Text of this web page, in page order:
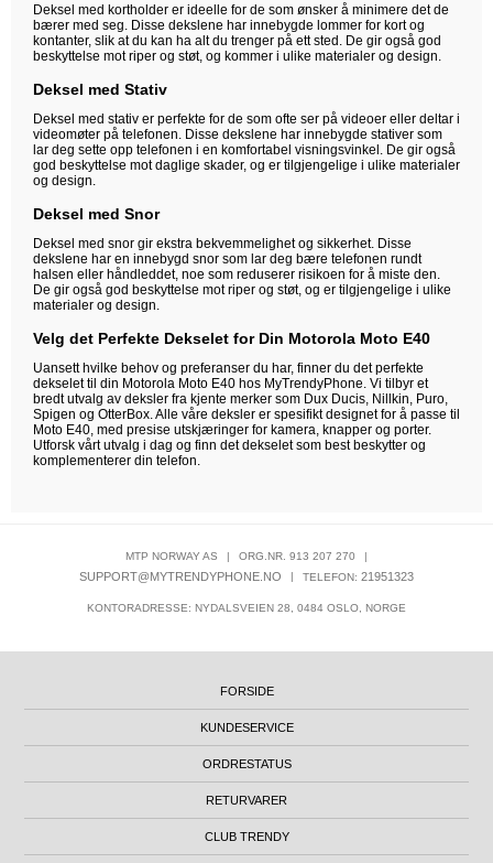
Deksel med kortholder er ideelle for de som ønsker å minimere det de
bærer med seg. Disse dekslene har innebygde lommer for kort og
kontanter, slik at du kan ha alt du trenger på ett sted. De gir også god
beskyttelse mot riper og støt, og kommer i ulike materialer og design.
Deksel med Stativ
Deksel med stativ er perfekte for de som ofte ser på videoer eller deltar i
videomøter på telefonen. Disse dekslene har innebygde stativer som
lar deg sette opp telefonen i en komfortabel visningsvinkel. De gir også
god beskyttelse mot daglige skader, og er tilgjengelige i ulike materialer
og design.
Deksel med Snor
Deksel med snor gir ekstra bekvemmelighet og sikkerhet. Disse
dekslene har en innebygd snor som lar deg bære telefonen rundt
halsen eller håndleddet, noe som reduserer risikoen for å miste den.
De gir også god beskyttelse mot riper og støt, og er tilgjengelige i ulike
materialer og design.
Velg det Perfekte Dekselet for Din Motorola Moto E40
Uansett hvilke behov og preferanser du har, finner du det perfekte
dekselet til din Motorola Moto E40 hos MyTrendyPhone. Vi tilbyr et
bredt utvalg av deksler fra kjente merker som Dux Ducis, Nillkin, Puro,
Spigen og OtterBox. Alle våre deksler er spesifikt designet for å passe til
Moto E40, med presise utskjæringer for kamera, knapper og porter.
Utforsk vårt utvalg i dag og finn det dekselet som best beskytter og
komplementerer din telefon.
MTP NORWAY AS | ORG.NR. 913 207 270 |
SUPPORT@MYTRENDYPHONE.NO | TELEFON: 21951323
KONTORADRESSE: NYDALSVEIEN 28, 0484 OSLO, NORGE
FORSIDE
KUNDESERVICE
ORDRESTATUS
RETURVARER
CLUB TRENDY